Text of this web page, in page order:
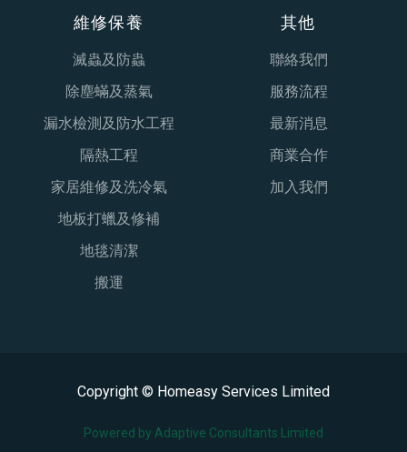
維修保養
滅蟲及防蟲
除塵蟎及蒸氣
漏水檢測及防水工程
隔熱工程
家居維修及洗冷氣
地板打蠟及修補
地毯清潔
搬運
其他
聯絡我們
服務流程
最新消息
商業合作
加入我們
Copyright © Homeasy Services Limited
Powered by Adaptive Consultants Limited